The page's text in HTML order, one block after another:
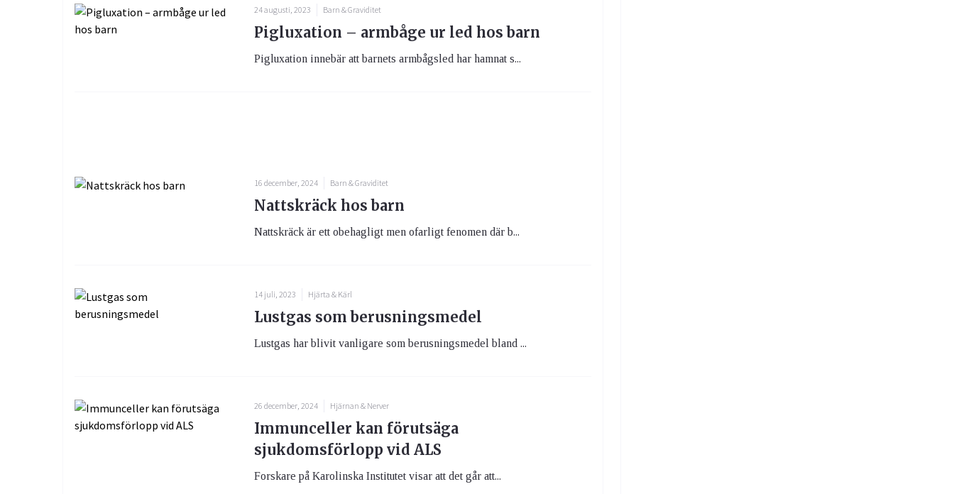
24 augusti, 2023 Barn & Graviditet
Pigluxation – armbåge ur led hos barn
Pigluxation innebär att barnets armbågsled har hamnat s...
16 december, 2024 Barn & Graviditet
Nattskräck hos barn
Nattskräck är ett obehagligt men ofarligt fenomen där b...
14 juli, 2023 Hjärta & Kärl
Lustgas som berusningsmedel
Lustgas har blivit vanligare som berusningsmedel bland ...
26 december, 2024 Hjärnan & Nerver
Immunceller kan förutsäga
sjukdomsförlopp vid ALS
Forskare på Karolinska Institutet visar att det går att...